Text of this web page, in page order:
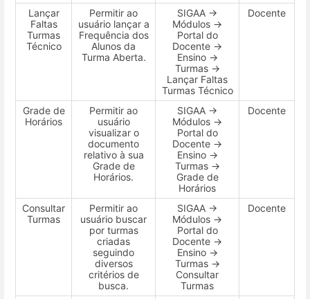
Lançar
Faltas
Turmas
Técnico
Permitir ao
usuário lançar a
Frequência dos
Alunos da
Turma Aberta.
SIGAA →
Módulos →
Portal do
Docente →
Ensino →
Turmas →
Lançar Faltas
Turmas Técnico
Docente
Grade de
Horários
Permitir ao
usuário
visualizar o
documento
relativo à sua
Grade de
Horários.
SIGAA →
Módulos →
Portal do
Docente →
Ensino →
Turmas →
Grade de
Horários
Docente
Consultar
Turmas
Permitir ao
usuário buscar
por turmas
criadas
seguindo
diversos
critérios de
busca.
SIGAA →
Módulos →
Portal do
Docente →
Ensino →
Turmas →
Consultar
Turmas
Docente